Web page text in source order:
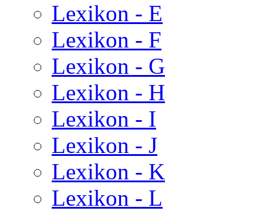
Lexikon - E
Lexikon - F
Lexikon - G
Lexikon - H
Lexikon - I
Lexikon - J
Lexikon - K
Lexikon - L